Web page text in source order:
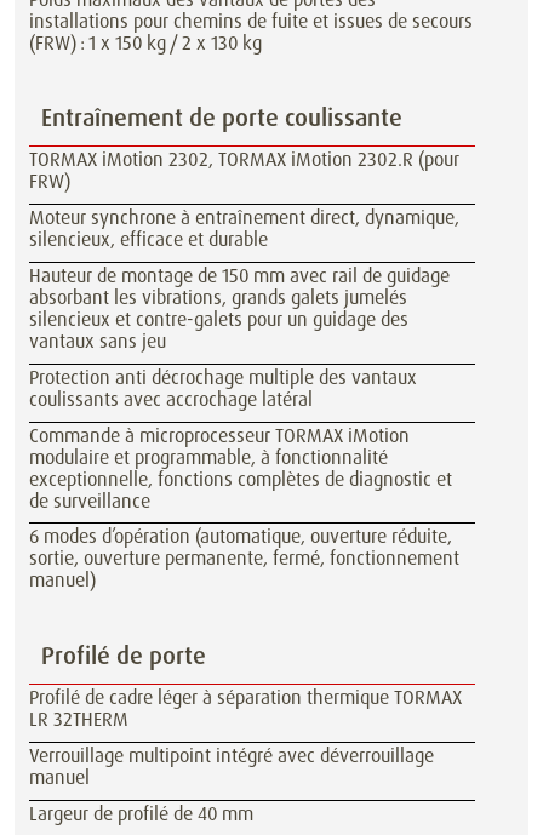
installations pour chemins de fuite et issues de secours
(FRW) : 1 x 150 kg / 2 x 130 kg
Entraînement de porte coulissante
TORMAX iMotion 2302, TORMAX iMotion 2302.R (pour
FRW)
Moteur synchrone à entraînement direct, dynamique,
silencieux, efficace et durable
Hauteur de montage de 150 mm avec rail de guidage
absorbant les vibrations, grands galets jumelés
silencieux et contre-galets pour un guidage des
vantaux sans jeu
Protection anti décrochage multiple des vantaux
coulissants avec accrochage latéral
Commande à microprocesseur TORMAX iMotion
modulaire et programmable, à fonctionnalité
exceptionnelle, fonctions complètes de diagnostic et
de surveillance
6 modes d’opération (automatique, ouverture réduite,
sortie, ouverture permanente, fermé, fonctionnement
manuel)
Profilé de porte
Profilé de cadre léger à séparation thermique TORMAX
LR 32THERM
Verrouillage multipoint intégré avec déverrouillage
manuel
Largeur de profilé de 40 mm